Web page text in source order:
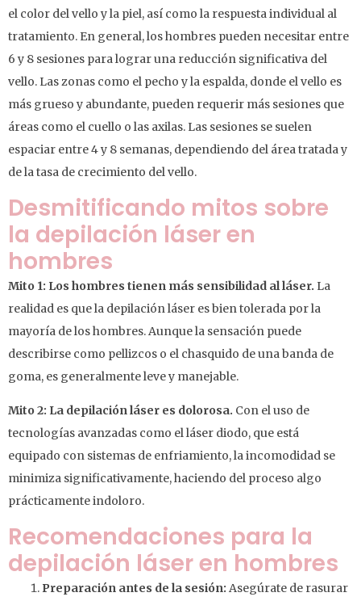
el color del vello y la piel, así como la respuesta individual al
tratamiento. En general, los hombres pueden necesitar entre
6 y 8 sesiones para lograr una reducción significativa del
vello. Las zonas como el pecho y la espalda, donde el vello es
más grueso y abundante, pueden requerir más sesiones que
áreas como el cuello o las axilas. Las sesiones se suelen
espaciar entre 4 y 8 semanas, dependiendo del área tratada y
de la tasa de crecimiento del vello.
Desmitificando mitos sobre
la depilación láser en
hombres
Mito 1: Los hombres tienen más sensibilidad al láser. La
realidad es que la depilación láser es bien tolerada por la
mayoría de los hombres. Aunque la sensación puede
describirse como pellizcos o el chasquido de una banda de
goma, es generalmente leve y manejable.
Mito 2: La depilación láser es dolorosa. Con el uso de
tecnologías avanzadas como el láser diodo, que está
equipado con sistemas de enfriamiento, la incomodidad se
minimiza significativamente, haciendo del proceso algo
prácticamente indoloro.
Recomendaciones para la
depilación láser en hombres
Preparación antes de la sesión: Asegúrate de rasurar